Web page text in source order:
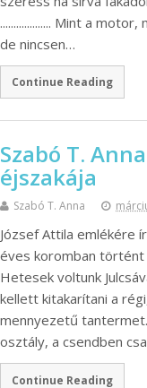
................... Mint a
de nincsen…
Continue Reading
Szabó T.
éjszakája
Szabó T. Anna
József Attila emlékére
éves koromban történt
Hetesek voltunk
kellett kitakarítani a
mennyezetű
osztály, a csendben
Continue Reading